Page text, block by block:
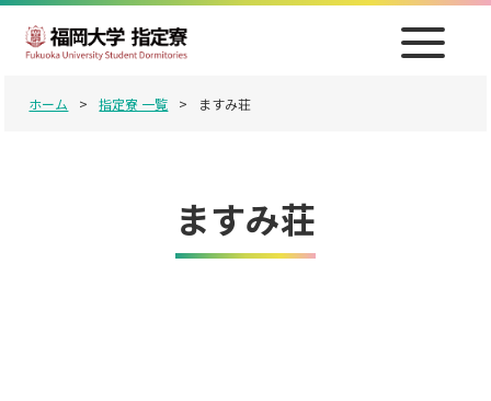
ホーム > 指定寮 一覧 > ますみ荘
ますみ荘